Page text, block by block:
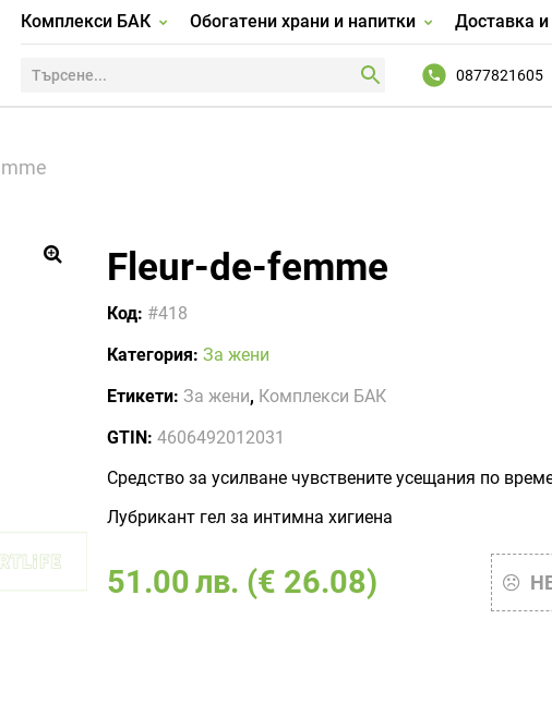
Комплекси БАК Обогатени храни и напитки Доставка
0877821605
Fleur-de-femme
Код: #418
Категория: За жени
Етикети: За жени, Комплекси БАК
GTIN: 4606492012031
Средство за усилване чувствените усещания по
Лубрикант гел за интимна хигиена
51.00лв. (€ 26.08)